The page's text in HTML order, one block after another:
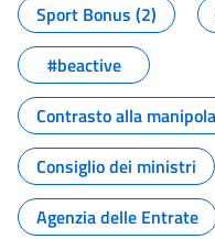
Sport Bonus (2)
#beactive
Contrasto alla
Consiglio dei ministri
Agenzia delle Entrate